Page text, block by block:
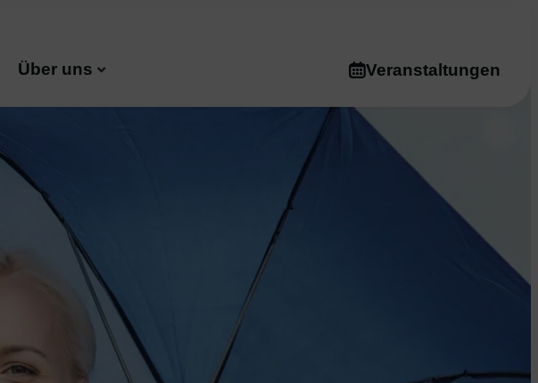
Über uns Veranstaltungen